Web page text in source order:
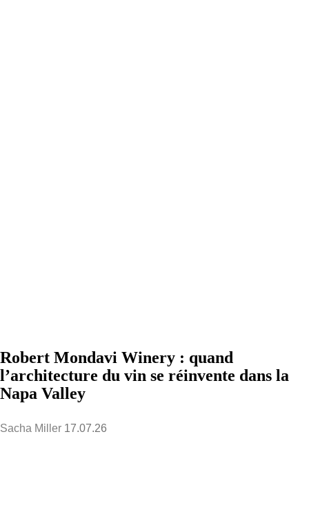
Robert Mondavi Winery : quand
l’architecture du vin se réinvente dans la
Napa Valley
Sacha Miller 17.07.26